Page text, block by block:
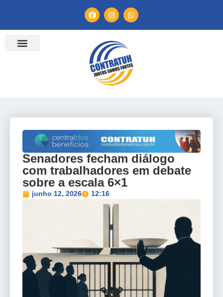
Senadores fecham diálogo
com trabalhadores em debate
sobre a escala 6×1
junho 12, 2026 12:16